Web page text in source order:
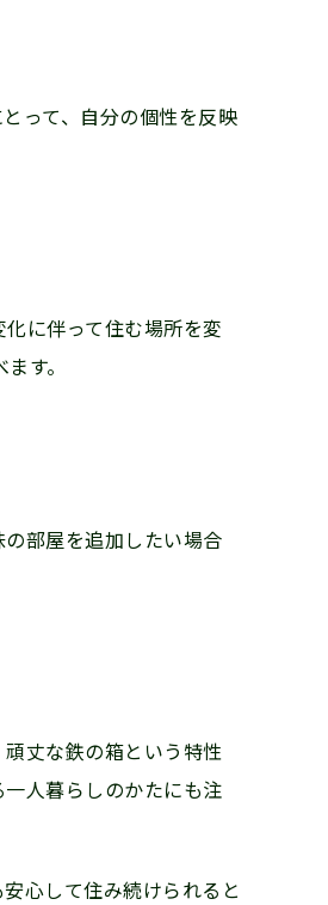
って、自分の個性を反映
に伴って住む場所を変
す。
部屋を追加したい場合
丈な鉄の箱という特性
人暮らしのかたにも注
心して住み続けられると